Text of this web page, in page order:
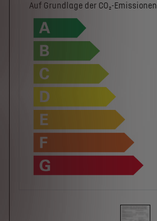
Auf Grundlage der CO₂-Emissionen